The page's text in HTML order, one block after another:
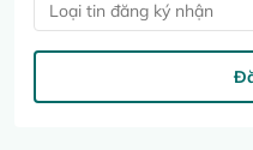
Loại tin đăng ký nhận